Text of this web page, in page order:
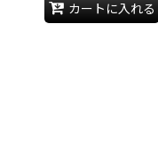
カートに入れる